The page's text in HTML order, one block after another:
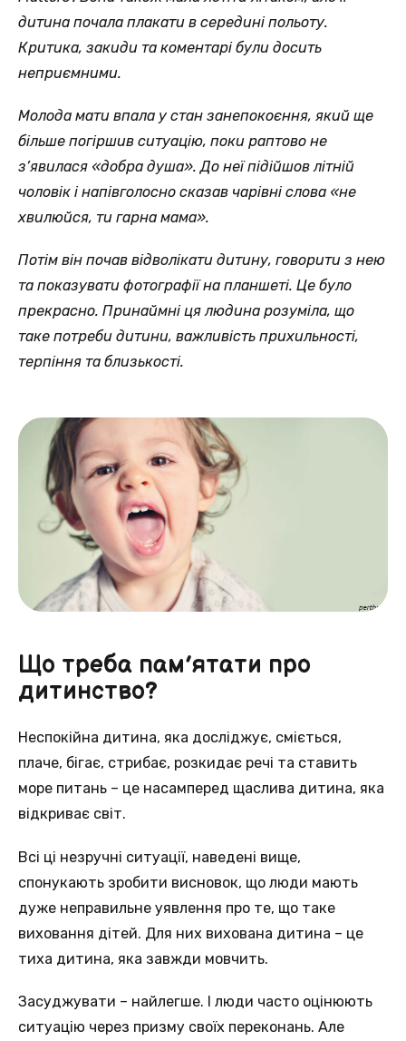
дитина почала плакати в середині польоту.
Критика, закиди та коментарі були досить
неприємними.
Молода мати впала у стан занепокоєння, який ще
більше погіршив ситуацію, поки раптово не
з’явилася «добра душа». До неї підійшов літній
чоловік і напівголосно сказав чарівні слова «не
хвилюйся, ти гарна мама».
Потім він почав відволікати дитину, говорити з нею
та показувати фотографії на планшеті. Це було
прекрасно. Принаймні ця людина розуміла, що
таке потреби дитини, важливість прихильності,
терпіння та близькості.
Що треба пам’ятати про
дитинство?
Неспокійна дитина, яка досліджує, сміється,
плаче, бігає, стрибає, розкидає речі та ставить
море питань – це насамперед щаслива дитина, яка
відкриває світ.
Всі ці незручні ситуації, наведені вище,
спонукають зробити висновок, що люди мають
дуже неправильне уявлення про те, що таке
виховання дітей. Для них вихована дитина – це
тиха дитина, яка завжди мовчить.
Засуджувати – найлегше. І люди часто оцінюють
ситуацію через призму своїх переконань. Але